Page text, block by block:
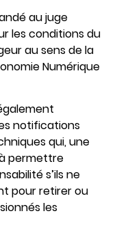
au juge
les conditions du
au sens de la
Numérique
notifications
qui, une
permettre
s’ils ne
pour retirer ou
les